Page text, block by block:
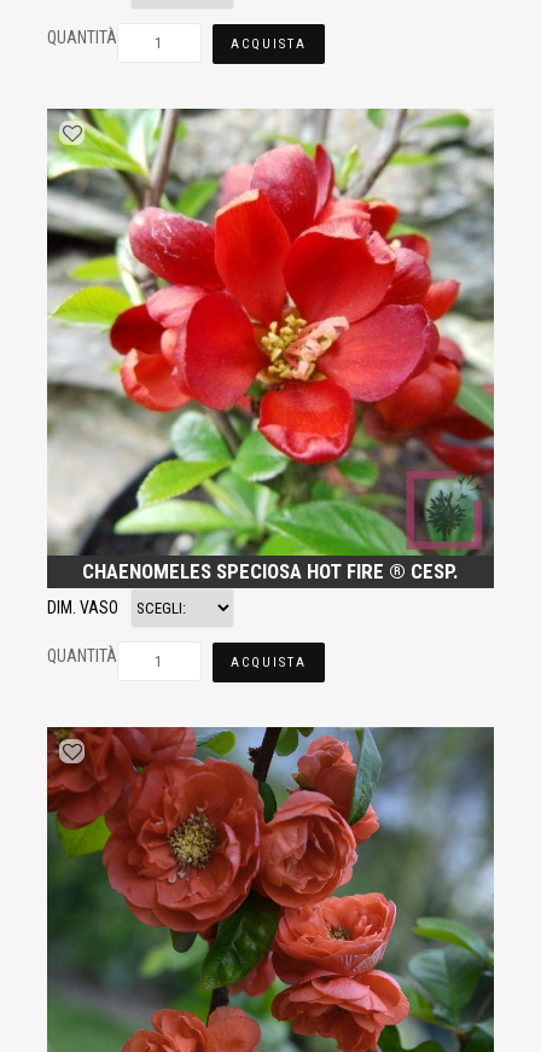
QUANTITÀ ACQUISTA
CHAENOMELES SPECIOSA HOT FIRE ® CESP.
DIM. VASO
QUANTITÀ ACQUISTA